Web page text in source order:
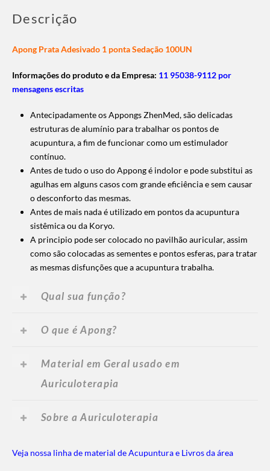
Descrição
Apong Prata Adesivado 1 ponta Sedação 100UN
Informações do produto e da Empresa: 11 95038-9112 por
mensagens escritas
Antecipadamente os Appongs ZhenMed, são delicadas
estruturas de alumínio para trabalhar os pontos de
acupuntura, a fim de funcionar como um estimulador
contínuo.
Antes de tudo o uso do Appong é indolor e pode substitui as
agulhas em alguns casos com grande eficiência e sem causar
o desconforto das mesmas.
Antes de mais nada é utilizado em pontos da acupuntura
sistêmica ou da Koryo.
A principio pode ser colocado no pavilhão auricular, assim
como são colocadas as sementes e pontos esferas, para tratar
as mesmas disfunções que a acupuntura trabalha.
Qual sua função?
O que é Apong?
Material em Geral usado em
Auriculoterapia
Sobre a Auriculoterapia
Veja nossa linha de material de Acupuntura e Livros da área